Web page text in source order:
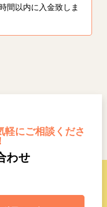
間以内に入金致しま
軽にご相談くださ
わせ